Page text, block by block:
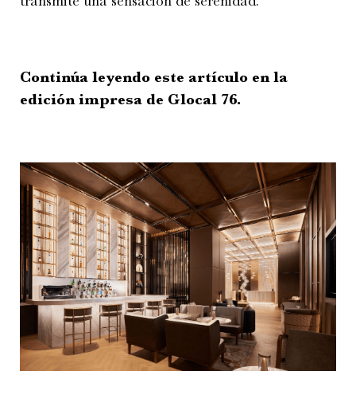
Continúa leyendo este artículo en la
edición impresa de Glocal 76.